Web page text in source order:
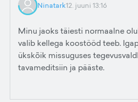
Ninatark12. juuni 13:16
Minu jaoks täiesti normaalne
valib kellega koostööd teeb.
ükskõik missuguses
tavameditsiin ja pääste.